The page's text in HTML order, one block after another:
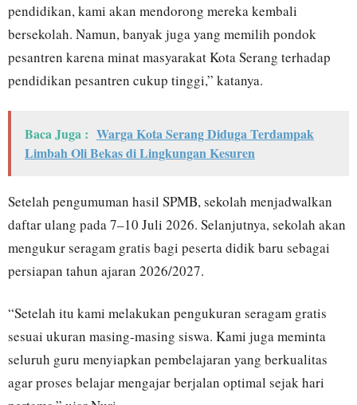
pendidikan, kami akan mendorong mereka kembali
bersekolah. Namun, banyak juga yang memilih pondok
pesantren karena minat masyarakat Kota Serang terhadap
pendidikan pesantren cukup tinggi,” katanya.
Baca Juga : Warga Kota Serang Diduga Terdampak
Limbah Oli Bekas di Lingkungan Kesuren
Setelah pengumuman hasil SPMB, sekolah menjadwalkan
daftar ulang pada 7–10 Juli 2026. Selanjutnya, sekolah akan
mengukur seragam gratis bagi peserta didik baru sebagai
persiapan tahun ajaran 2026/2027.
“Setelah itu kami melakukan pengukuran seragam gratis
sesuai ukuran masing-masing siswa. Kami juga meminta
seluruh guru menyiapkan pembelajaran yang berkualitas
agar proses belajar mengajar berjalan optimal sejak hari